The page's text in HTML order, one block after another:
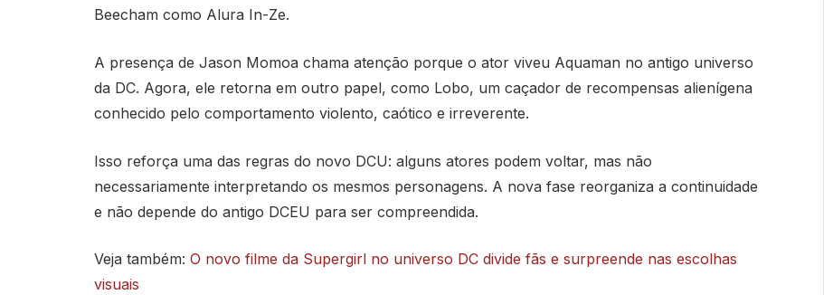
Beecham como Alura In-Ze.
A presença de Jason Momoa chama atenção porque o ator viveu Aquaman no antigo universo
da DC. Agora, ele retorna em outro papel, como Lobo, um caçador de recompensas alienígena
conhecido pelo comportamento violento, caótico e irreverente.
Isso reforça uma das regras do novo DCU: alguns atores podem voltar, mas não
necessariamente interpretando os mesmos personagens. A nova fase reorganiza a continuidade
e não depende do antigo DCEU para ser compreendida.
Veja também: O novo filme da Supergirl no universo DC divide fãs e surpreende nas escolhas
visuais